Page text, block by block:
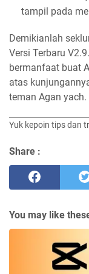
tampil pada
Demikianlah
Versi Terbaru
bermanfaat buat
atas
teman Agan yach.
Yuk kepoin tips dan
Share :
You may like